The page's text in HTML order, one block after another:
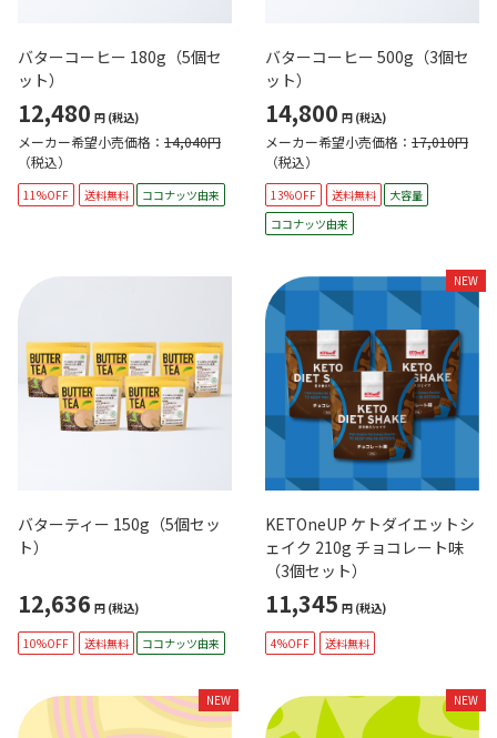
バターコーヒー 180g（5個セ
ット）
12,480 円 (税込)
メーカー希望小売価格： 14,040円
（税込）
11%OFF 送料無料 ココナッツ由来
バターコーヒー 500g（3個セ
ット）
14,800 円 (税込)
メーカー希望小売価格： 17,010円
（税込）
13%OFF 送料無料
大容量
ココナッツ由来
バターティー 150g（5個セッ
ト）
12,636 円 (税込)
10%OFF 送料無料 ココナッツ由来
NEW
KETOneUP ケトダイエットシ
ェイク 210g チョコレート味
（3個セット）
11,345 円 (税込)
4%OFF 送料無料
NEW NEW